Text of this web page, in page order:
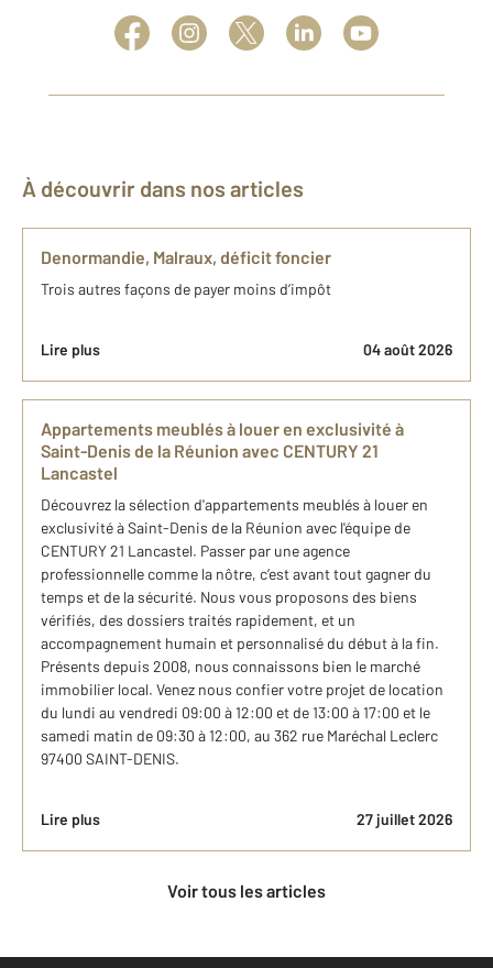
À découvrir dans nos articles
Denormandie, Malraux, déficit foncier
Trois autres façons de payer moins d’impôt
Lire plus 04 août 2026
​Appartements meublés à louer en exclusivité à
Saint-Denis de la Réunion avec CENTURY 21
Lancastel
​Découvrez la sélection d'appartements meublés à louer en
exclusivité à Saint-Denis de la Réunion avec l'équipe de
CENTURY 21 Lancastel. Passer par une agence
professionnelle comme la nôtre, c’est avant tout gagner du
temps et de la sécurité. Nous vous proposons des biens
vérifiés, des dossiers traités rapidement, et un
accompagnement humain et personnalisé du début à la fin.
Présents depuis 2008, nous connaissons bien le marché
immobilier local. Venez nous confier votre projet de location
du lundi au vendredi 09:00 à 12:00 et de 13:00 à 17:00 et le
samedi matin de 09:30 à 12:00, au 362 rue Maréchal Leclerc
97400 SAINT-DENIS.
Lire plus 27 juillet 2026
Voir tous les articles